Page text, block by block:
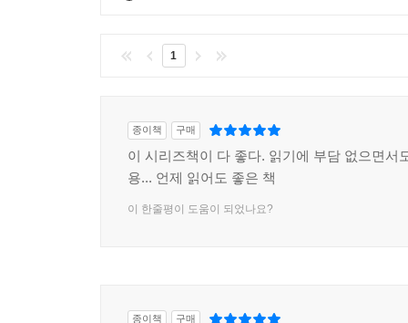
1
종이책 구매
이 시리즈책이 다 좋다. 읽기에 부담 없으면서
용... 언제 읽어도 좋은 책
이 한줄평이 도움이 되었나요?
종이책 구매